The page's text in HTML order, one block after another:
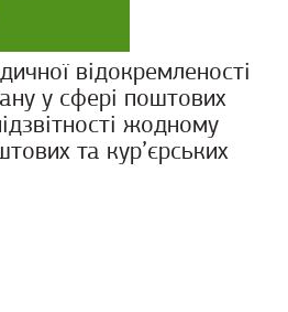
відокремленості
у сфері поштових
жодному
та кур’єрських